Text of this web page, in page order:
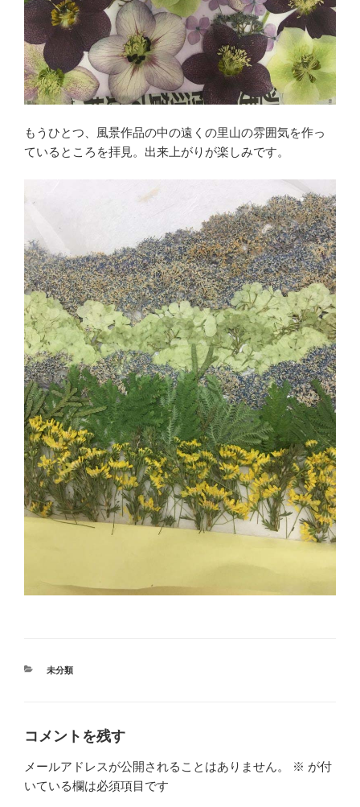
もうひとつ、風景作品の中の遠くの里山の雰囲気を作っ
ているところを拝見。出来上がりが楽しみです。
カ
未分類
コメントを残す
メールアドレスが公開されることはありません。 ※ が付
いている欄は必須項目です